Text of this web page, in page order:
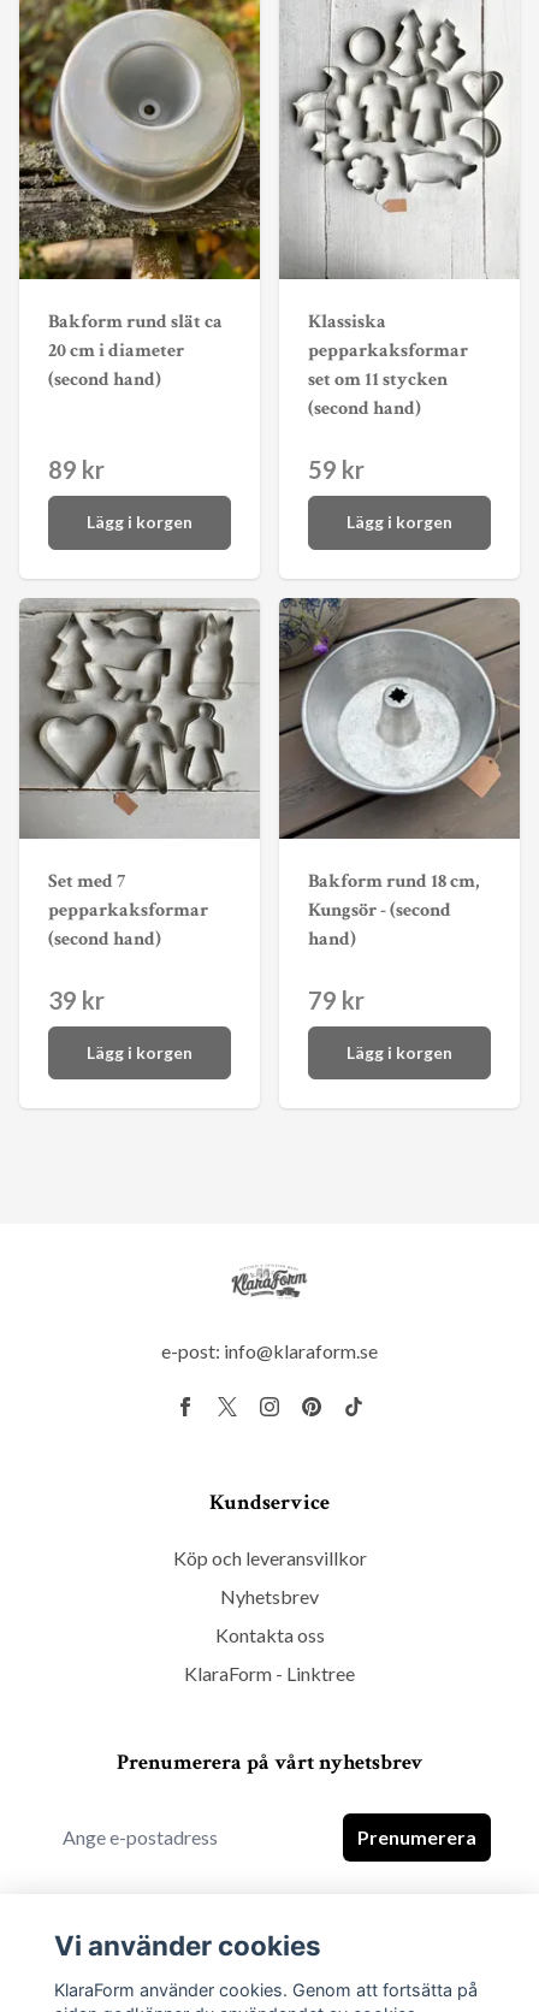
Bakform rund slät ca
20 cm i diameter
(second hand)
89 kr
Lägg i korgen
Klassiska
pepparkaksformar
set om 11 stycken
(second hand)
59 kr
Lägg i korgen
Set med 7
pepparkaksformar
(second hand)
39 kr
Lägg i korgen
Bakform rund 18 cm,
Kungsör - (second
hand)
79 kr
Lägg i korgen
e-post: info@klaraform.se
Kundservice
Köp och leveransvillkor
Nyhetsbrev
Kontakta oss
KlaraForm - Linktree
Prenumerera på vårt nyhetsbrev
Prenumerera
Vi använder cookies
KlaraForm använder cookies. Genom att fortsätta på